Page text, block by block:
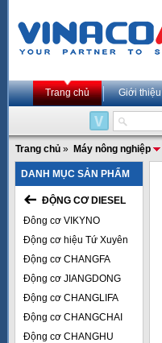
Trang chủ Giới thiệu
Trang chủ » Máy nông nghiệp
DANH MỤC SẢN PHẨM
ĐỘNG CƠ DIESEL
Đông cơ VIKYNO
Động cơ hiệu Tứ Xuyên
Động cơ CHANGFA
Động cơ JIANGDONG
Động cơ CHANGLIFA
Động cơ CHANGCHAI
Động cơ CHANGHU